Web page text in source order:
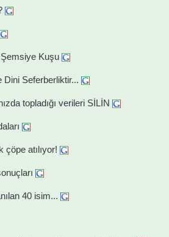
Kuşu
Seferberliktir...
topladığı verileri SİLİN
atılıyor!
40 isim...